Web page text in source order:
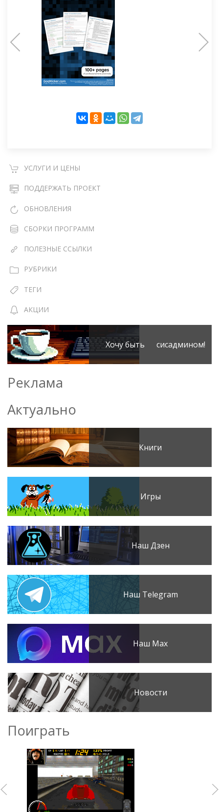
УСЛУГИ И ЦЕНЫ
ПОДДЕРЖАТЬ ПРОЕКТ
ОБНОВЛЕНИЯ
СБОРКИ ПРОГРАММ
ПОЛЕЗНЫЕ ССЫЛКИ
РУБРИКИ
ТЕГИ
АКЦИИ
Хочу быть сисадмином!
Реклама
Актуально
Книги
Игры
Наш Дзен
Наш Telegram
Наш Max
Новости
Поиграть